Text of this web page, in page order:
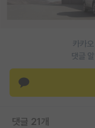
카카
댓글
댓글 21개